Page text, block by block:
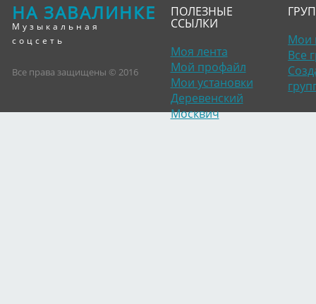
НА ЗАВАЛИНКЕ
Музыкальная
соцсеть
Все права защищены © 2016
ПОЛЕЗНЫЕ
ССЫЛКИ
Моя лента
Мой профайл
Мои установки
Деревенский
Москвич
Мои
Все